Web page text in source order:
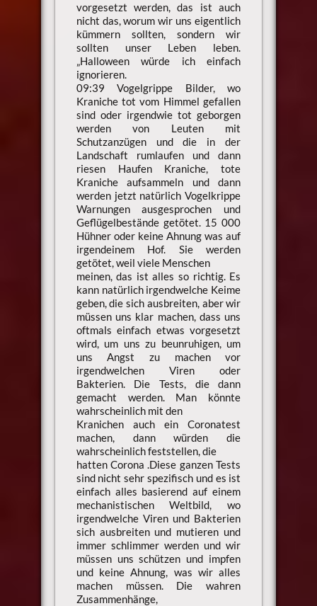
vorgesetzt werden, das ist auch
nicht das, worum wir uns eigentlich
kümmern sollten, sondern wir
sollten unser Leben leben.
„Halloween würde ich einfach
ignorieren.
09:39 Vogelgrippe Bilder, wo
Kraniche tot vom Himmel gefallen
sind oder irgendwie tot geborgen
werden von Leuten mit
Schutzanzügen und die in der
Landschaft rumlaufen und dann
riesen Haufen Kraniche, tote
Kraniche aufsammeln und dann
werden jetzt natürlich Vogelkrippe
Warnungen ausgesprochen und
Geflügelbestände getötet. 15 000
Hühner oder keine Ahnung was auf
irgendeinem Hof. Sie werden
getötet, weil viele Menschen
meinen, das ist alles so richtig. Es
kann natürlich irgendwelche Keime
geben, die sich ausbreiten, aber wir
müssen uns klar machen, dass uns
oftmals einfach etwas vorgesetzt
wird, um uns zu beunruhigen, um
uns Angst zu machen vor
irgendwelchen Viren oder
Bakterien. Die Tests, die dann
gemacht werden. Man könnte
wahrscheinlich mit den
Kranichen auch ein Coronatest
machen, dann würden die
wahrscheinlich feststellen, die
hatten Corona .Diese ganzen Tests
sind nicht sehr spezifisch und es ist
einfach alles basierend auf einem
mechanistischen Weltbild, wo
irgendwelche Viren und Bakterien
sich ausbreiten und mutieren und
immer schlimmer werden und wir
müssen uns schützen und impfen
und keine Ahnung, was wir alles
machen müssen. Die wahren
Zusammenhänge,